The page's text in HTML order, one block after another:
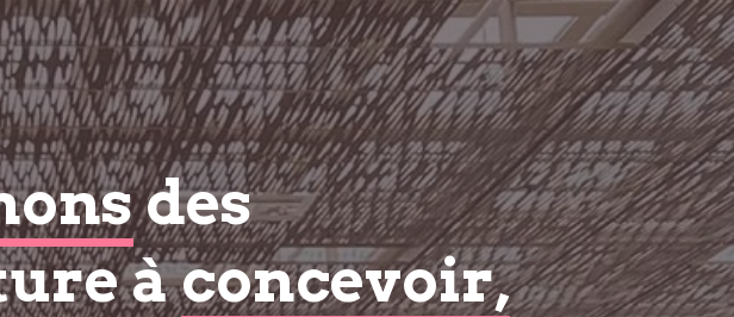
des
àconcevoir,